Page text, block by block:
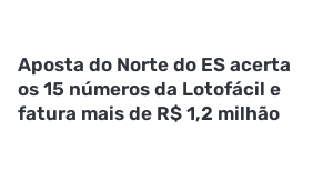
Aposta do Norte do ES acerta
os 15 números da Lotofácil e
fatura mais de R$ 1,2 milhão